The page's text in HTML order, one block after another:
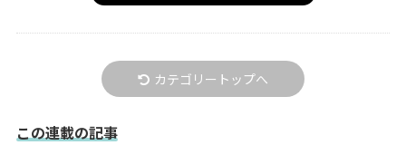
カテゴリートップへ
この連載の記事